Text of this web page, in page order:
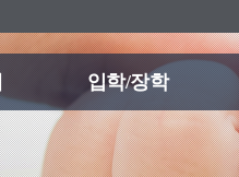
입학/장학